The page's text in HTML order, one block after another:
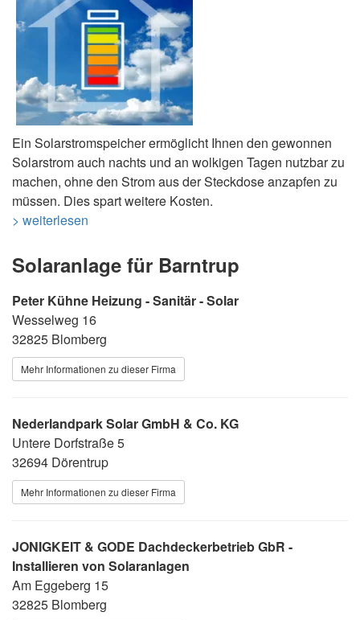
Ein Solarstromspeicher ermöglicht Ihnen den gewonnen
Solarstrom auch nachts und an wolkigen Tagen nutzbar zu
machen, ohne den Strom aus der Steckdose anzapfen zu
müssen. Dies spart weitere Kosten.
> weiterlesen
Solaranlage für Barntrup
Peter Kühne Heizung - Sanitär - Solar
Wesselweg 16
32825 Blomberg
Mehr Informationen zu dieser Firma
Nederlandpark Solar GmbH & Co. KG
Untere Dorfstraße 5
32694 Dörentrup
Mehr Informationen zu dieser Firma
JONIGKEIT & GODE Dachdeckerbetrieb GbR -
Installieren von Solaranlagen
Am Eggeberg 15
32825 Blomberg